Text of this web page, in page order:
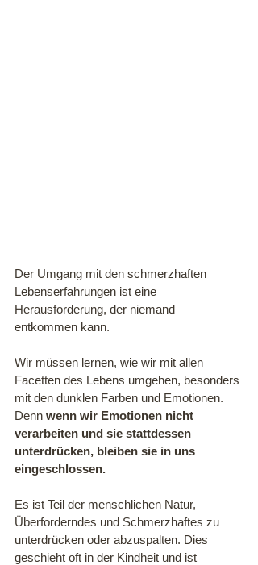
Der Umgang mit den schmerzhaften
Lebenserfahrungen ist eine
Herausforderung, der niemand
entkommen kann.
Wir müssen lernen, wie wir mit allen
Facetten des Lebens umgehen, besonders
mit den dunklen Farben und Emotionen.
Denn wenn wir Emotionen nicht
verarbeiten und sie stattdessen
unterdrücken, bleiben sie in uns
eingeschlossen.
Es ist Teil der menschlichen Natur,
Überforderndes und Schmerzhaftes zu
unterdrücken oder abzuspalten. Dies
geschieht oft in der Kindheit und ist